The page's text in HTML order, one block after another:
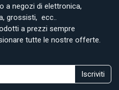
a negozi di elettronica,
grossisti, ecc..
a prezzi sempre
tutte le nostre offerte.
Iscriviti